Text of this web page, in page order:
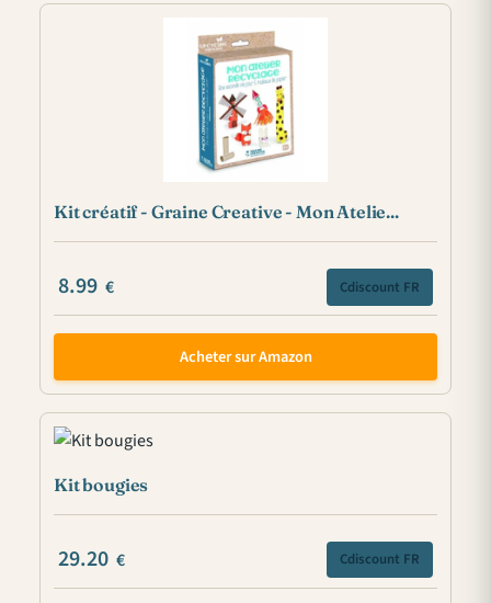
Kit créatif - Graine Creative - Mon Atelie...
8.99 € Cdiscount FR
Acheter sur Amazon
Kit bougies
29.20 € Cdiscount FR